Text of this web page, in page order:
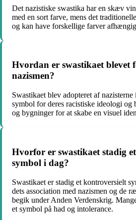
Det nazistiske swastika har en skæv
med en sort farve, mens det
og kan have forskellige farver
Hvordan er swastikaet blevet
nazismen?
Swastikaet blev adopteret af
symbol for deres racistiske ideologi og
og bygninger for at skabe en visuel
Hvorfor er swastikaet stadig
symbol i dag?
Swastikaet er stadig et kontroversielt
dets association med nazismen og de
begik under Anden Verdenskrig.
et symbol på had og intolerance.